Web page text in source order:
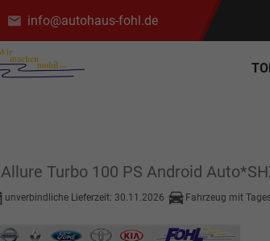
info@autohaus-fohl.de
Allure Turbo 100 PS Android
unverbindliche Lieferzeit: 30.11.2026 Fahrzeug mit